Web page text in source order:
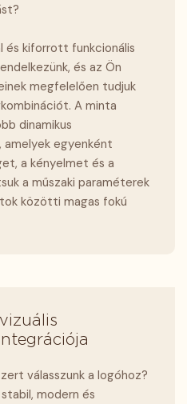
és kiforrott funkcionális
és az Ön
megfelelően tudjuk
A minta
dinamikus
amelyek egyenként
a kényelmet és a
a műszaki paraméterek
közötti magas fokú
válasszunk a logóhoz?
modern és